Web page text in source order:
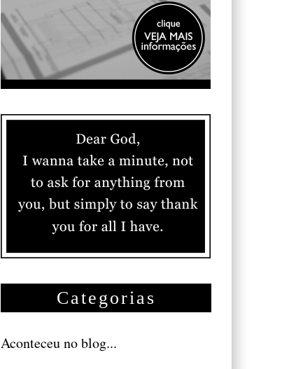
Categorias
Aconteceu no blog...